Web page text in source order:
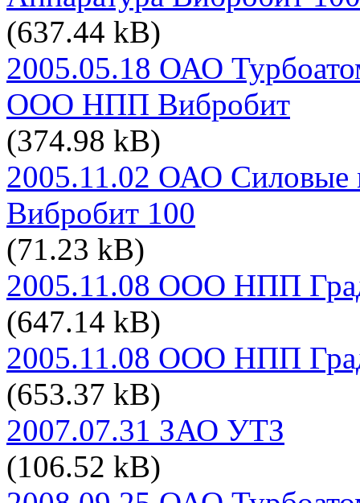
(637.44 kB)
2005.05.18 ОАО
ООО НПП Вибробит
(374.98 kB)
2005.11.02 ОАО Силовые
Вибробит 100
(71.23 kB)
2005.11.08 ООО НПП
(647.14 kB)
2005.11.08 ООО НПП
(653.37 kB)
2007.07.31 ЗАО УТЗ
(106.52 kB)